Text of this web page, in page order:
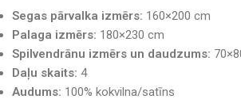
Segas pārvalka izmērs: 160×200 cm
Palaga izmērs: 180×230 cm
Spilvendrānu izmērs un daudzums:
Daļu skaits: 4
Audums: 100% kokvilna/satīns